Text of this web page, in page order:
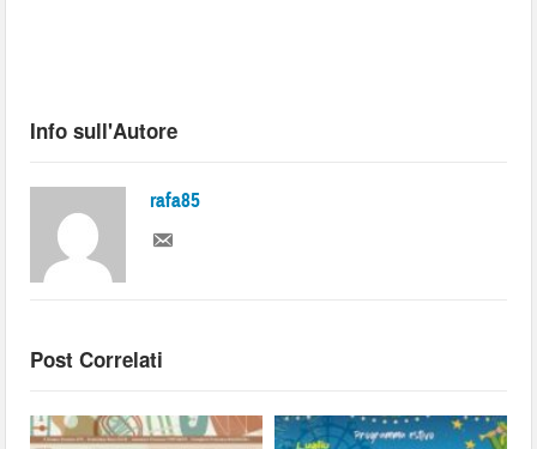
Info sull'Autore
rafa85
Post Correlati